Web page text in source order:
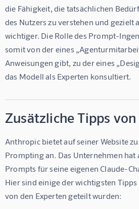
die Fähigkeit, die tatsächlichen
des Nutzers zu verstehen und gezielt
wichtiger. Die Rolle des Prompt-
somit von der eines
Anweisungen gibt, zu der eines
das Modell als Experten konsultiert.
Zusätzliche Tipps
Anthropic bietet auf seiner Website
Prompting an. Das Unternehmen hat
Prompts für seine eigenen Claude-
Hier sind einige der wichtigsten
von den Experten geteilt wurden: